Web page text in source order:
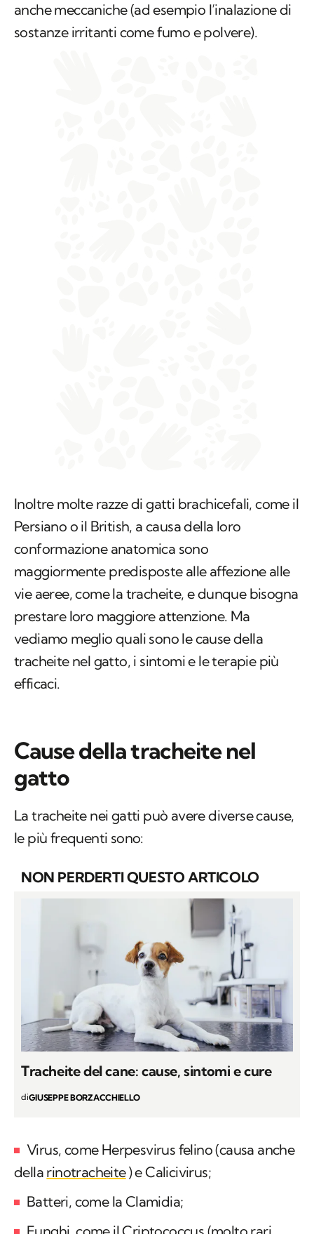
anche meccaniche (ad esempio l’inalazione di
sostanze irritanti come fumo e polvere).
Inoltre molte razze di gatti brachicefali, come il
Persiano o il British, a causa della loro
conformazione anatomica sono
maggiormente predisposte alle affezione alle
vie aeree, come la tracheite, e dunque bisogna
prestare loro maggiore attenzione. Ma
vediamo meglio quali sono le cause della
tracheite nel gatto, i sintomi e le terapie più
efficaci.
Cause della tracheite nel
gatto
La tracheite nei gatti può avere diverse cause,
le più frequenti sono:
NON PERDERTI QUESTO ARTICOLO
Tracheite del cane: cause, sintomi e cure
diGIUSEPPE BORZACCHIELLO
Virus, come Herpesvirus felino (causa anche
della rinotracheite) e Calicivirus;
Batteri, come la Clamidia;